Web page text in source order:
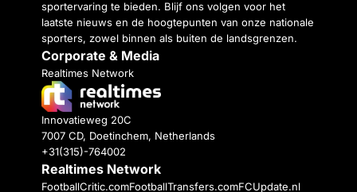
sportervaring te bieden. Blijf ons volgen voor het
laatste nieuws en de hoogtepunten van onze nationale
sporters, zowel binnen als buiten de landsgrenzen.
Corporate & Media
Realtimes Network
Innovatieweg 20C
7007 CD, Doetinchem, Netherlands
+31(315)-764002
Realtimes Network
FootballCritic.comFootballTransfers.comFCUpdate.nl